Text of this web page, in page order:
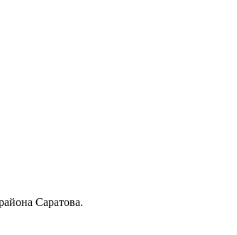
Саратова.